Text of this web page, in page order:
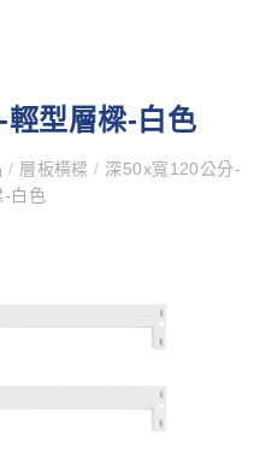
型層樑-白色
/ 層板橫樑/ 深50x寬120公分-
-白色